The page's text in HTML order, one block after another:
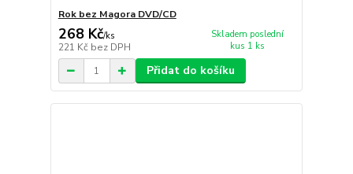
Rok bez Magora DVD/CD
268 Kč/ks
221 Kč bez DPH
Skladem poslední
kus 1 ks
Přidat do košíku